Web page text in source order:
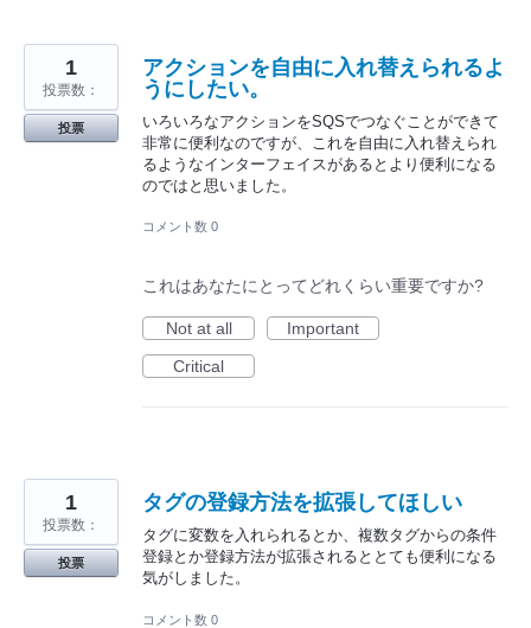
アクションを自由に入れ替えられるよ
うにしたい。
いろいろなアクションをSQSでつなぐことができて
非常に便利なのですが、これを自由に入れ替えられ
るようなインターフェイスがあるとより便利になる
のではと思いました。
1
投票数：
投票
コメント数 0
これはあなたにとってどれくらい重要ですか?
Not at all
Important
Critical
タグの登録方法を拡張してほしい
タグに変数を入れられるとか、複数タグからの条件
登録とか登録方法が拡張されるととても便利になる
気がしました。
1
投票数：
投票
コメント数 0